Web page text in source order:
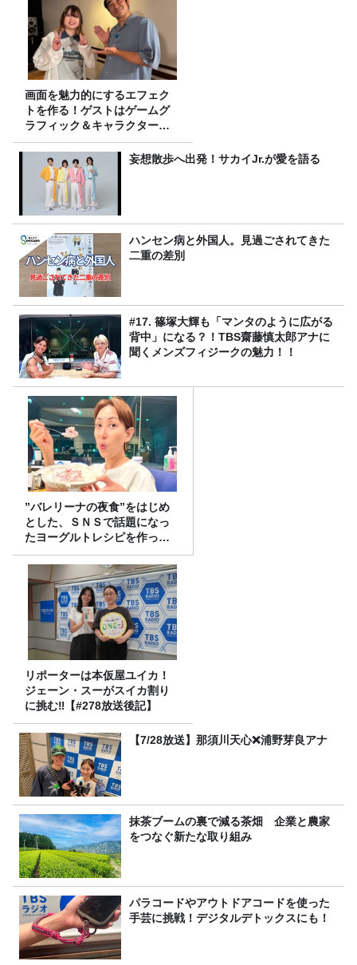
画面を魅力的にするエフェク
トを作る！ゲストはゲームグ
ラフィック＆キャラクター専
攻の遠藤里桜さん！
妄想散歩へ出発！サカイJr.が愛を語る
ハンセン病と外国人。見過ごされてきた
二重の差別
#17. 篠塚大輝も「マンタのように広がる
背中」になる？！TBS齋藤慎太郎アナに
聞くメンズフィジークの魅力！！
”バレリーナの夜食”をはじめ
とした、ＳＮＳで話題になっ
たヨーグルトレシピを作って
みた！
リポーターは本仮屋ユイカ！
ジェーン・スーがスイカ割り
に挑む‼【#278放送後記】
【7/28放送】那須川天心❌浦野芽良アナ
抹茶ブームの裏で減る茶畑 企業と農家
をつなぐ新たな取り組み
パラコードやアウトドアコードを使った
手芸に挑戦！デジタルデトックスにも！